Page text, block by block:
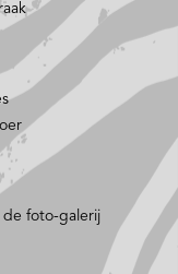
de foto-galerij